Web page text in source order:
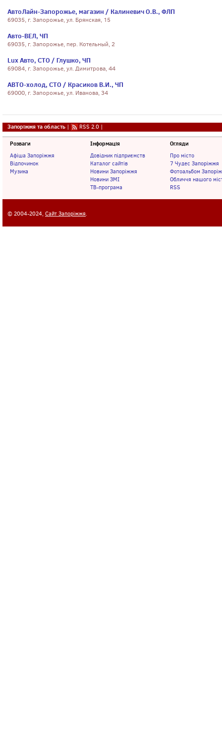
АвтоЛайн-Запорожье, магазин / Калиневич О.В., ФЛП
69035, г. Запорожье, ул. Брянская, 15
Авто-ВЕЛ, ЧП
69035, г. Запорожье, пер. Котельный, 2
Lux Авто, СТО / Глушко, ЧП
69084, г. Запорожье, ул. Димитрова, 44
АВТО-холод, СТО / Красиков В.И., ЧП
69000, г. Запорожье, ул. Иванова, 34
Запоріжжя та область | RSS 2.0 |
Розваги
Афіша Запоріжжя
Відпочинок
Музика
Інформація
Довідник підприємств
Каталог сайтів
Новини Запоріжжя
Новини ЗМІ
ТВ-програма
Огляди
Про місто
7 Чудес Запоріжжя
Фотоальбом
Обличчя нашого
RSS
© 2004-2024, Сайт Запоріжжя.